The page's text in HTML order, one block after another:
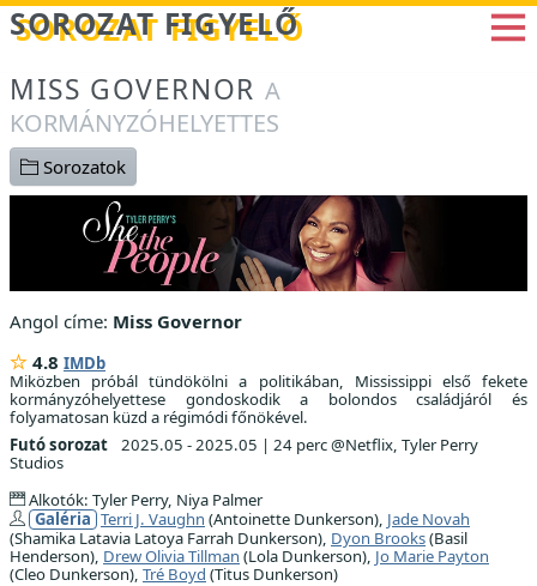
Betöltés...
SOROZAT FIGYELŐ
MISS GOVERNOR A
KORMÁNYZÓHELYETTES
Sorozatok
Angol címe: Miss Governor
4.8 IMDb
Miközben próbál tündökölni a politikában, Mississippi első fekete
kormányzóhelyettese gondoskodik a bolondos családjáról és
folyamatosan küzd a régimódi főnökével.
Futó sorozat
2025.05 - 2025.05 | 24 perc @Netflix, Tyler Perry
Studios
Alkotók: Tyler Perry, Niya Palmer
Galéria Terri J. Vaughn (Antoinette Dunkerson), Jade Novah
(Shamika Latavia Latoya Farrah Dunkerson), Dyon Brooks(Basil
Henderson), Drew Olivia Tillman (Lola Dunkerson), Jo Marie Payton
(Cleo Dunkerson), Tré Boyd (Titus Dunkerson)